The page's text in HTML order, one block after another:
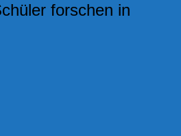
forschen in